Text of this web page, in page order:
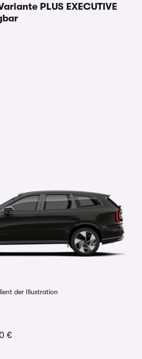
PLUS EXECUTIVE
der Illustration
€